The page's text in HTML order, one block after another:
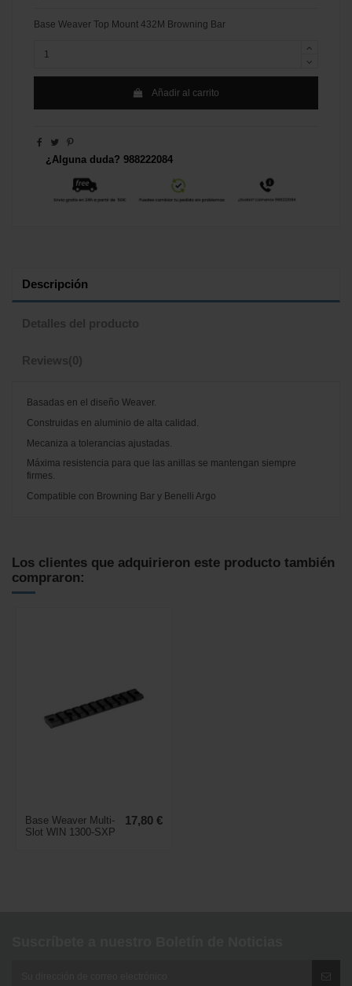
Base Weaver Top Mount 432M Browning Bar
Añadir al carrito
¿Alguna duda? 988222084
Descripción
Detalles del producto
Reviews(0)
Basadas en el diseño Weaver.
Construidas en aluminio de alta calidad.
Mecaniza a tolerancias ajustadas.
Máxima resistencia para que las anillas se mantengan siempre
firmes.
Compatible con Browning Bar y Benelli Argo
Los clientes que adquirieron este producto también
compraron:
Base Weaver Multi-
Slot WIN 1300-SXP
17,80 €